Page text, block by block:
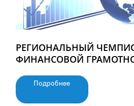
РЕГИОНАЛЬНЫЙ
ФИНАНСОВОЙ
Подробнее